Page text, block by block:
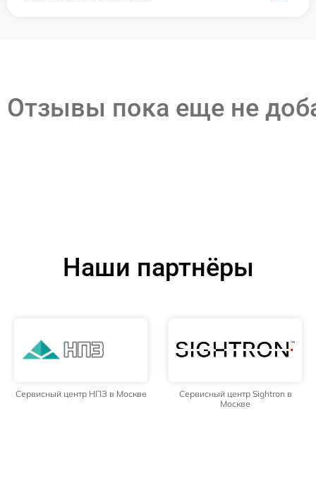
Отзывы пока еще не
Наши партнёры
Сервисный центр НПЗ в Москве
Сервисный центр Sightron в
Москве